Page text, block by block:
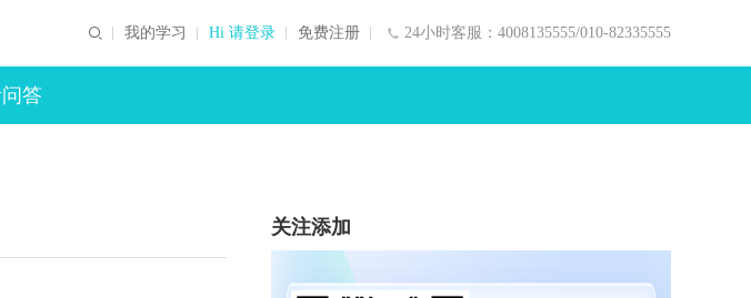
24小时客服：4008135555/010-82335555
我的学习 Hi 请登录 免费注册
答
关注添加